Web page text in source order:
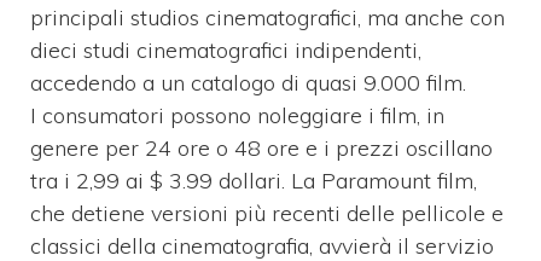
principali studios cinematografici, ma anche con
dieci studi cinematografici indipendenti,
accedendo a un catalogo di quasi 9.000 film.
I consumatori possono noleggiare i film, in
genere per 24 ore o 48 ore e i prezzi oscillano
tra i 2,99 ai $ 3.99 dollari. La Paramount film,
che detiene versioni più recenti delle pellicole e
classici della cinematografia, avvierà il servizio